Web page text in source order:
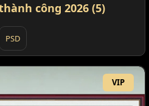
công 2026 (5)
PSD
VIP